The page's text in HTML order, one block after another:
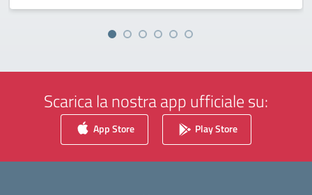
Scarica la nostra app ufficiale su:
App Store Play Store